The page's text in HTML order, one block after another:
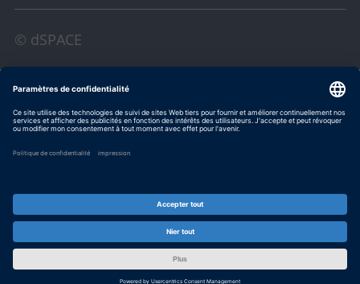
© dSPACE